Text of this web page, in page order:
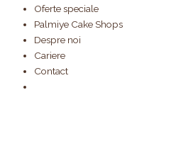
Oferte speciale
Palmiye Cake Shops
Despre noi
Cariere
Contact